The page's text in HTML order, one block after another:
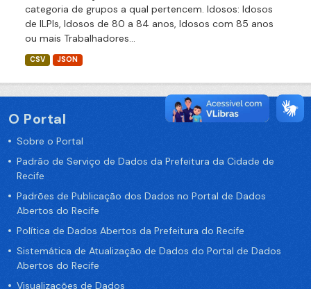
categoria de grupos a qual pertencem. Idosos: Idosos
de ILPIs, Idosos de 80 a 84 anos, Idosos com 85 anos
ou mais Trabalhadores...
CSV JSON
O Portal
Sobre o Portal
Padrão de Serviço de Dados da Prefeitura da Cidade de
Recife
Padrões de Publicação dos Dados no Portal de Dados
Abertos do Recife
Política de Dados Abertos da Prefeitura do Recife
Sistemática de Atualização de Dados do Portal de Dados
Abertos do Recife
Visualizações de Dados